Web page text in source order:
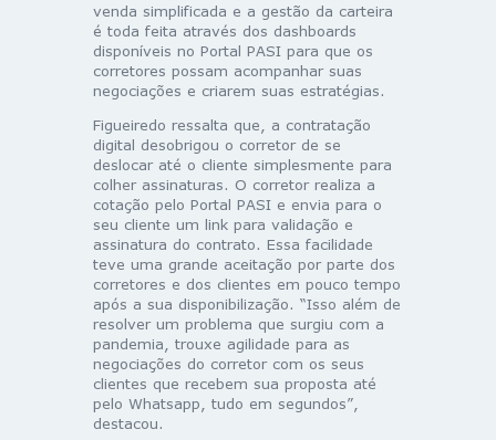
venda simplificada e a gestão da carteira
é toda feita através dos dashboards
disponíveis no Portal PASI para que os
corretores possam acompanhar suas
negociações e criarem suas estratégias.
Figueiredo ressalta que, a contratação
digital desobrigou o corretor de se
deslocar até o cliente simplesmente para
colher assinaturas. O corretor realiza a
cotação pelo Portal PASI e envia para o
seu cliente um link para validação e
assinatura do contrato. Essa facilidade
teve uma grande aceitação por parte dos
corretores e dos clientes em pouco tempo
após a sua disponibilização. “Isso além de
resolver um problema que surgiu com a
pandemia, trouxe agilidade para as
negociações do corretor com os seus
clientes que recebem sua proposta até
pelo Whatsapp, tudo em segundos”,
destacou.